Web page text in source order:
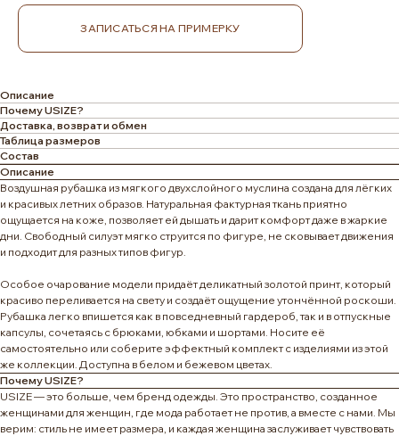
ЗАПИСАТЬСЯ НА ПРИМЕРКУ
Описание
Почему USIZE?
Доставка, возврат и обмен
Таблица размеров
Состав
Описание
Воздушная рубашка из мягкого двухслойного муслина создана для лёгких
и красивых летних образов. Натуральная фактурная ткань приятно
ощущается на коже, позволяет ей дышать и дарит комфорт даже в жаркие
дни. Свободный силуэт мягко струится по фигуре, не сковывает движения
и подходит для разных типов фигур.
Особое очарование модели придаёт деликатный золотой принт, который
красиво переливается на свету и создаёт ощущение утончённой роскоши.
Рубашка легко впишется как в повседневный гардероб, так и в отпускные
капсулы, сочетаясь с брюками, юбками и шортами. Носите её
самостоятельно или соберите эффектный комплект с изделиями из этой
же коллекции. Доступна в белом и бежевом цветах.
Почему USIZE?
USIZE — это больше, чем бренд одежды. Это пространство, созданное
женщинами для женщин, где мода работает не против, а вместе с нами. Мы
верим: стиль не имеет размера, и каждая женщина заслуживает чувствовать